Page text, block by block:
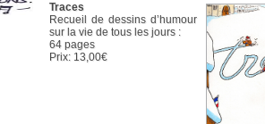
Traces
Recueil de dessins d’humour
sur la vie de tous les jours :
64 pages
Prix: 13,00€